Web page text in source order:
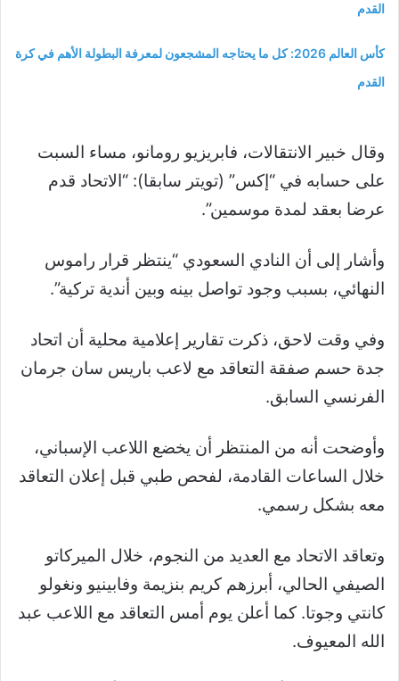
القدم
كأس العالم 2026: كل ما يحتاجه المشجعون لمعرفة البطولة الأهم في كرة
القدم
وقال خبير الانتقالات، فابريزيو رومانو، مساء السبت
على حسابه في “إكس” (تويتر سابقا): “الاتحاد قدم
عرضا بعقد لمدة موسمين”.
وأشار إلى أن النادي السعودي “ينتظر قرار راموس
النهائي، بسبب وجود تواصل بينه وبين أندية تركية”.
وفي وقت لاحق، ذكرت تقارير إعلامية محلية أن اتحاد
جدة حسم صفقة التعاقد مع لاعب باريس سان جرمان
الفرنسي السابق.
وأوضحت أنه من المنتظر أن يخضع اللاعب الإسباني،
خلال الساعات القادمة، لفحص طبي قبل إعلان التعاقد
معه بشكل رسمي.
وتعاقد الاتحاد مع العديد من النجوم، خلال الميركاتو
الصيفي الحالي، أبرزهم كريم بنزيمة وفابينيو ونغولو
كانتي وجوتا. كما أعلن يوم أمس التعاقد مع اللاعب عبد
الله المعيوف.